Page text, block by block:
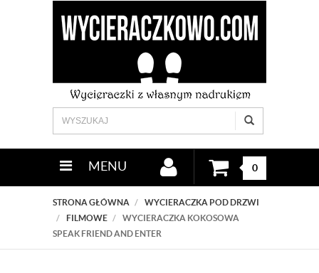
MENU 0
STRONA GŁÓWNA
WYCIERACZKA POD DRZWI
FILMOWE
WYCIERACZKA KOKOSOWA
SPEAK FRIEND AND ENTER